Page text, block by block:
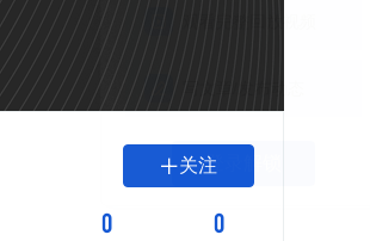
关注
0 0